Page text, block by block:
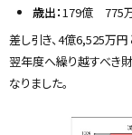
歳出： 179億 775
差し引き、4億6,525万円
翌年度へ繰り越すべき
なりました。